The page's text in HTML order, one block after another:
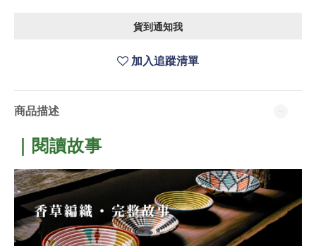
貨到通知我
加入追蹤清單
商品描述
｜閱讀故事